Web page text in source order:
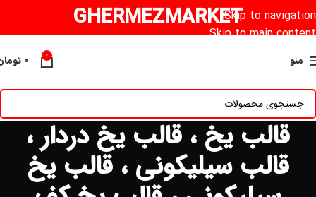
Skip to navigation
Skip to main content
GHERMEZMARKET
منو 0 ۰
قالب یخ ، قالب یخ دردار ،
قالب سیلیکونی ، قالب یخ